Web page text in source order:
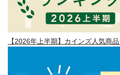
【2026年上半期】カインズ人気商